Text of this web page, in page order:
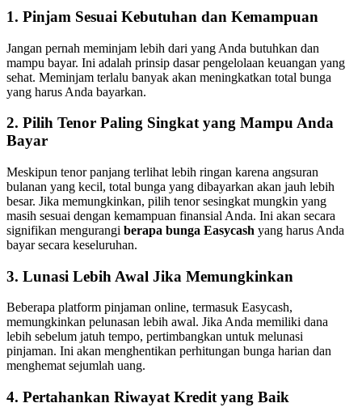
1. Pinjam Sesuai Kebutuhan dan Kemampuan
Jangan pernah meminjam lebih dari yang Anda butuhkan dan
mampu bayar. Ini adalah prinsip dasar pengelolaan keuangan yang
sehat. Meminjam terlalu banyak akan meningkatkan total bunga
yang harus Anda bayarkan.
2. Pilih Tenor Paling Singkat yang Mampu Anda
Bayar
Meskipun tenor panjang terlihat lebih ringan karena angsuran
bulanan yang kecil, total bunga yang dibayarkan akan jauh lebih
besar. Jika memungkinkan, pilih tenor sesingkat mungkin yang
masih sesuai dengan kemampuan finansial Anda. Ini akan secara
signifikan mengurangi berapa bunga Easycash yang harus Anda
bayar secara keseluruhan.
3. Lunasi Lebih Awal Jika Memungkinkan
Beberapa platform pinjaman online, termasuk Easycash,
memungkinkan pelunasan lebih awal. Jika Anda memiliki dana
lebih sebelum jatuh tempo, pertimbangkan untuk melunasi
pinjaman. Ini akan menghentikan perhitungan bunga harian dan
menghemat sejumlah uang.
4. Pertahankan Riwayat Kredit yang Baik